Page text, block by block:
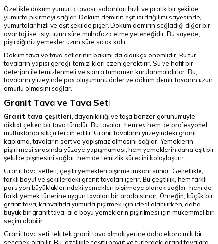
Özellikle döküm yumurta tavası, sabahları hızlı ve pratik bir şekilde
yumurta pişirmeyi sağlar. Döküm demirin eşit ısı dağılımı sayesinde,
yumurtalar hızlı ve eşit şekilde pişer. Döküm demirin sağladığı diğer bir
avantaj ise, ısıyı uzun süre muhafaza etme yeteneğidir. Bu sayede,
pişirdiğiniz yemekler uzun süre sıcak kalır.
Döküm tava ve tava setlerinin bakımı da oldukça önemlidir. Bu tür
tavaların yapısı gereği, temizlikleri özen gerektirir. Su ve hafif bir
deterjan ile temizlenmeli ve sonra tamamen kurulanmalıdırlar. Bu,
tavaların yüzeyinde pas oluşumunu önler ve döküm demir tavanın uzun
ömürlü olmasını sağlar.
Granit Tava ve Tava Seti
Granit tava çeşitleri , dayanıklılığı ve taşa benzer görünümüyle
dikkat çeken bir tava türüdür. Bu tavalar, hem ev hem de profesyonel
mutfaklarda sıkça tercih edilir. Granit tavaların yüzeyindeki granit
kaplama, tavaların sert ve yapışmaz olmasını sağlar. Yemeklerin
pişirilmesi sırasında yüzeye yapışmaması, hem yemeklerin daha eşit bir
şekilde pişmesini sağlar, hem de temizlik sürecini kolaylaştırır.
Granit tava setleri, çeşitli yemekleri pişirme imkanı sunar. Genellikle,
farklı boyut ve şekillerdeki granit tavaları içerir. Bu çeşitlilik, hem farklı
porsiyon büyüklüklerindeki yemekleri pişirmeye olanak sağlar, hem de
farklı yemek türlerine uygun tavaları bir arada sunar. Örneğin, küçük bir
granit tava, kahvaltıda yumurta pişirmek için ideal olabilirken, daha
büyük bir granit tava, aile boyu yemeklerin pişirilmesi için mükemmel bir
seçim olabilir.
Granit tava seti, tek tek granit tava almak yerine daha ekonomik bir
seçenek olabilir. Bu, özellikle çeşitli boyut ve türlerdeki granit tavalara